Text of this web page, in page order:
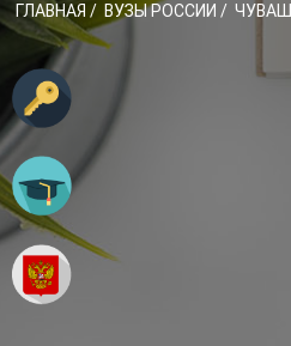
ГЛАВНАЯ / ВУЗЫ РОССИИ /